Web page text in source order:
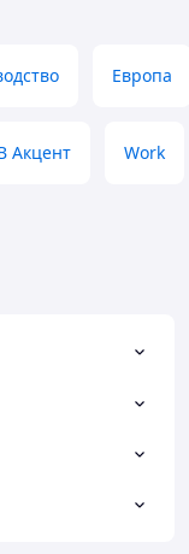
Европа
Акцент Work